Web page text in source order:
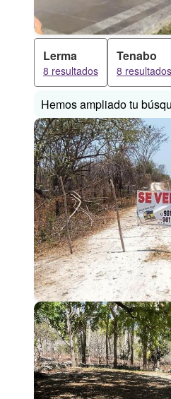
Lerma
8 resultados
Tenabo
8 resultados
Hemos ampliado tu